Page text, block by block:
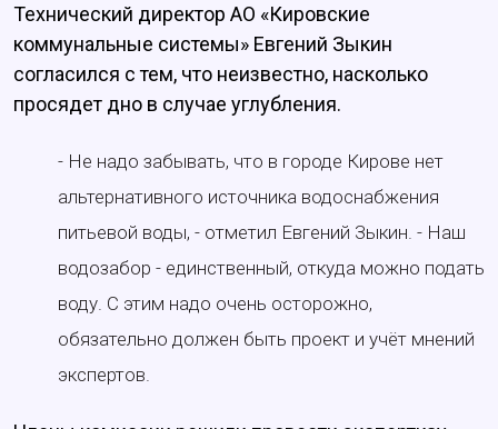
Технический директор АО «Кировские
коммунальные системы» Евгений Зыкин
согласился с тем, что неизвестно, насколько
просядет дно в случае углубления.
- Не надо забывать, что в городе Кирове нет
альтернативного источника водоснабжения
питьевой воды, - отметил Евгений Зыкин. - Наш
водозабор - единственный, откуда можно подать
воду. С этим надо очень осторожно,
обязательно должен быть проект и учёт мнений
экспертов.